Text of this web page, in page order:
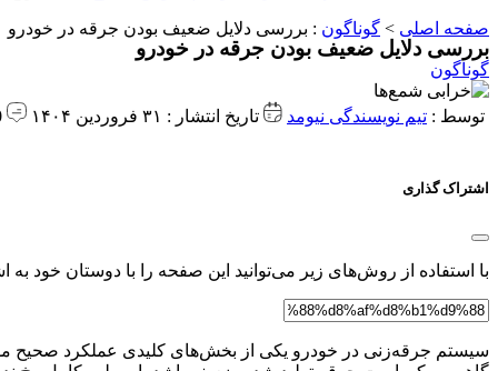
صفحه اصلی > گوناگون : بررسی دلایل ضعیف بودن جرقه در خودرو
بررسی دلایل ضعیف بودن جرقه در خودرو
گوناگون
توسط : تیم نویسندگی نیومد تاریخ انتشار : ۳۱ فروردین ۱۴۰۴
اشتراک گذاری
با استفاده از روش‌های زیر می‌توانید این صفحه را با دوستان خود به
سیستم جرقه‌زنی در خودرو یکی از بخش‌های کلیدی عملکرد صحیح